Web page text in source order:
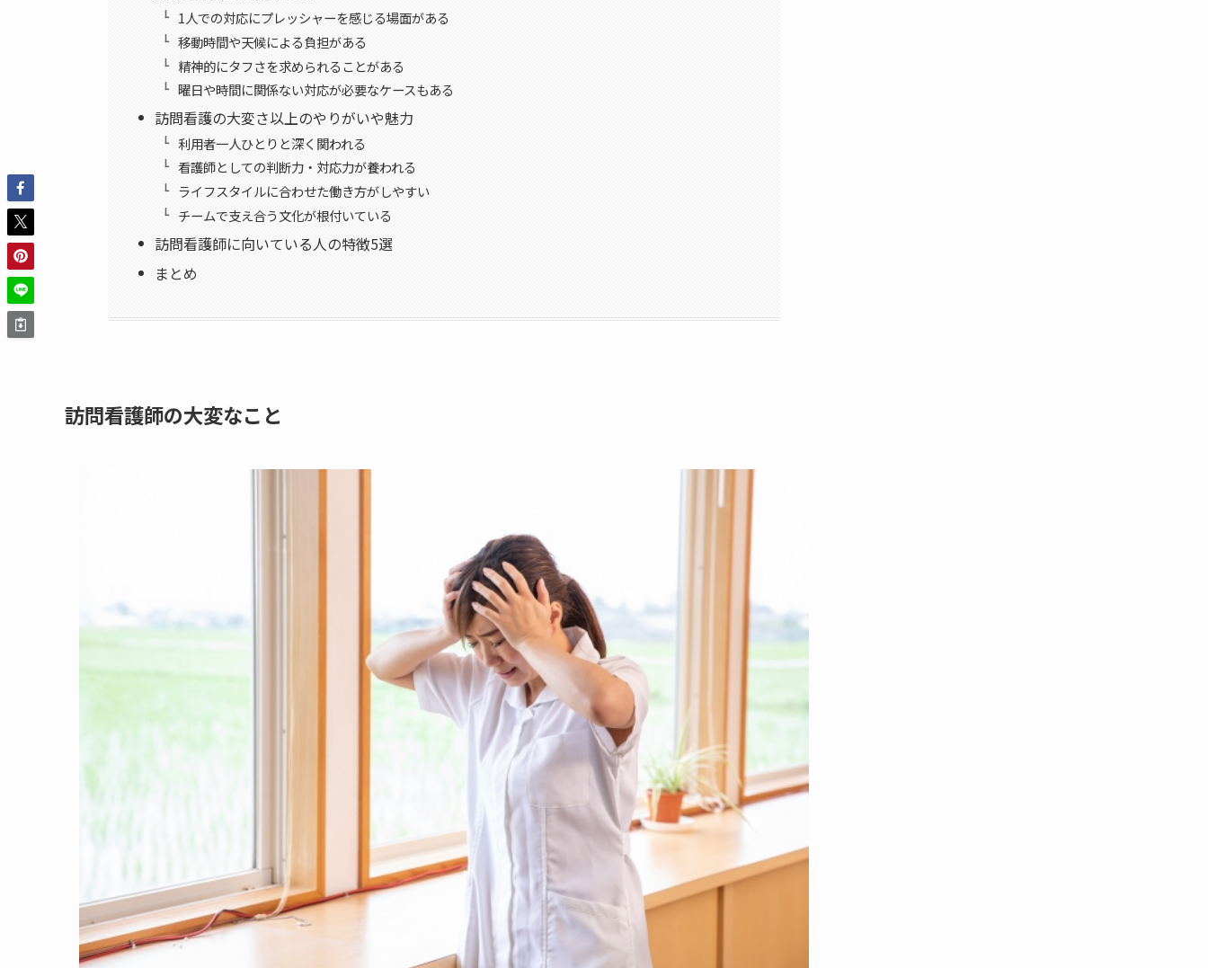
1人での対応にプレッシャーを感じる場面がある
移動時間や天候による負担がある
精神的にタフさを求められることがある
曜日や時間に関係ない対応が必要なケースもある
訪問看護の大変さ以上のやりがいや魅力
利用者一人ひとりと深く関われる
看護師としての判断力・対応力が養われる
ライフスタイルに合わせた働き方がしやすい
チームで支え合う文化が根付いている
訪問看護師に向いている人の特徴5選
まとめ
訪問看護師の大変なこと